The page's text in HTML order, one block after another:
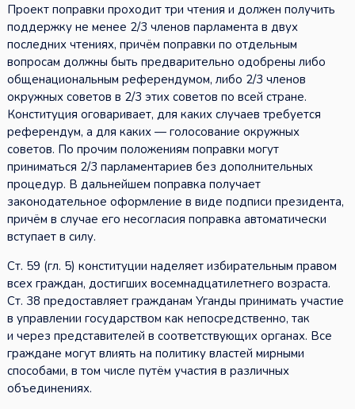
Проект поправки проходит три чтения и должен получить
поддержку не менее 2/3 членов парламента в двух
последних чтениях, причём поправки по отдельным
вопросам должны быть предварительно одобрены либо
общенациональным референдумом, либо 2/3 членов
окружных советов в 2/3 этих советов по всей стране.
Конституция оговаривает, для каких случаев требуется
референдум, а для каких — голосование окружных
советов. По прочим положениям поправки могут
приниматься 2/3 парламентариев без дополнительных
процедур. В дальнейшем поправка получает
законодательное оформление в виде подписи президента,
причём в случае его несогласия поправка автоматически
вступает в силу.
Ст. 59 (гл. 5) конституции наделяет избирательным правом
всех граждан, достигших восемнадцатилетнего возраста.
Ст. 38 предоставляет гражданам Уганды принимать участие
в управлении государством как непосредственно, так
и через представителей в соответствующих органах. Все
граждане могут влиять на политику властей мирными
способами, в том числе путём участия в различных
объединениях.